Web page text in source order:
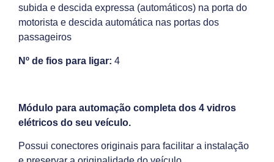
subida e descida expressa (automáticos) na porta do
motorista e descida automática nas portas dos
passageiros
Nº de fios para ligar: 4
Módulo para automação completa dos 4 vidros
elétricos do seu veículo.
Possui conectores originais para facilitar a instalação